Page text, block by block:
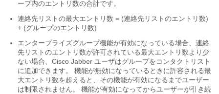
ープ内のエントリ数の合計です。
連絡先リストの最大エントリ数 = (連絡先リストのエントリ数)
+ (グループのエントリ数)
エンタープライズグループ機能が有効になっている場合、連絡
先リストのエントリ数が許可されている最大エントリ数より少
ない場合、Cisco Jabber ユーザはグループをコンタクトリスト
に追加できます。 機能が無効になっているときに許容される最
大エントリ数を超えると、その機能が有効になるまでユーザー
は制限されません。 機能が有効になってからユーザーが引き続